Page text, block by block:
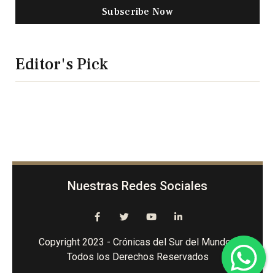
Subscribe Now
Editor's Pick
Nuestras Redes Sociales
Copyright 2023 - Crónicas del Sur del Mundo -
Todos los Derechos Reservados